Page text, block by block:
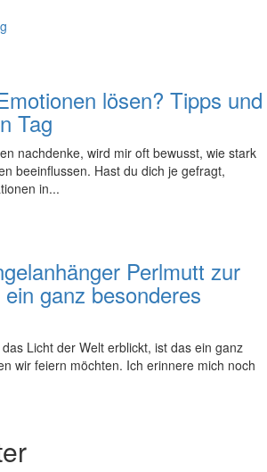
lösen? Tipps und
Tag
nachdenke, wird mir oft bewusst, wie stark
beeinflussen. Hast du dich je gefragt,
in...
Perlmutt zur
ganz besonderes
Licht der Welt erblickt, ist das ein ganz
wir feiern möchten. Ich erinnere mich noch